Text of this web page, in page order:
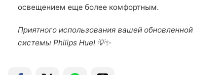
освещением еще более комфортным.
Приятного использования вашей обновленной
системы Philips Hue! 💡✨